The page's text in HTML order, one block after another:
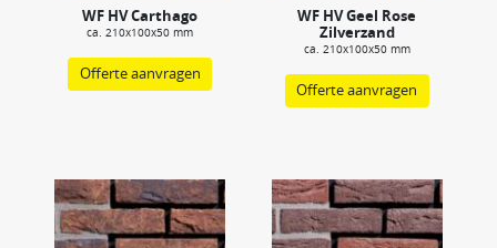
WF HV Carthago
ca. 210x100x50 mm
Offerte aanvragen
WF HV Geel Rose
Zilverzand
ca. 210x100x50 mm
Offerte aanvragen